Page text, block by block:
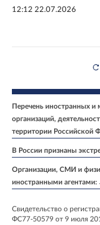
12:12 22.07.2026
Перечень иностранных
организаций,
территории Российской
В России признаны
Организации, СМИ и
иностранными агентами:
Свидетельство о
ФС77-50579 от 9 июля